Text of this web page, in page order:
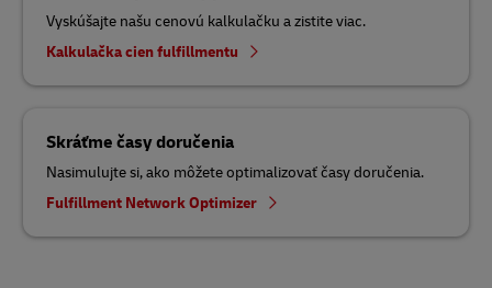
Vyskúšajte našu cenovú kalkulačku a zistite viac.
Kalkulačka cien fulfillmentu
Skráťme časy doručenia
Nasimulujte si, ako môžete optimalizovať časy doručenia.
Fulfillment Network Optimizer